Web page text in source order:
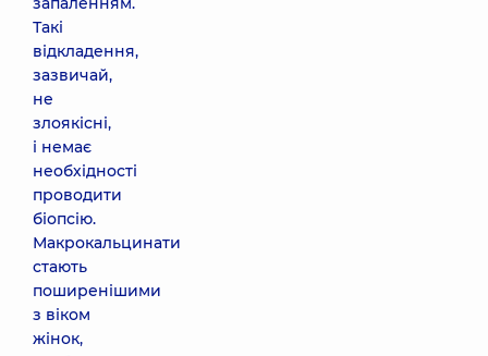
Такі
відкладення,
зазвичай,
не
злоякісні,
і немає
необхідності
проводити
біопсію.
Макрокальцинати
стають
поширенішими
з віком
жінок,